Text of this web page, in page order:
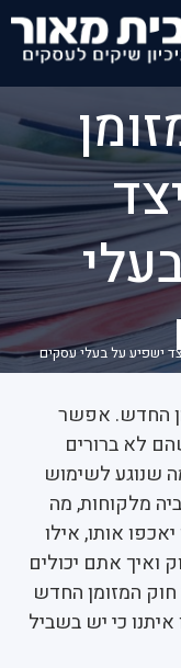
ישפיע על בעלי עסקים
החדש. אפשר
לא ברורים
שנוגע לשימוש
מלקוחות, מה
אותו, אילו
ואיך אתם יכולים
חוק המזומן החדש
כי יש בשביל